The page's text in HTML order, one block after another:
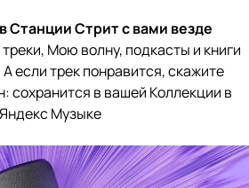
Станции Стрит с вами везде
Мою волну, подкасты и книги
если трек понравится, скажите
сохранится в вашей Коллекции в
Яндекс Музыке